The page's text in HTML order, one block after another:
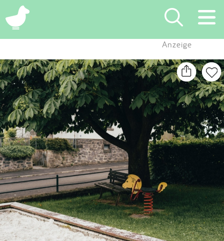
×
Suchen
Eintragen
App
Blog
Partner
Kontakt
Impressum
Anzeige